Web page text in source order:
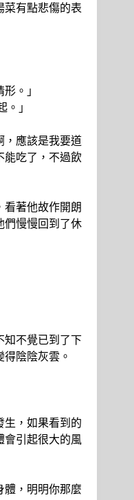
菜有點悲傷的表
。」
」
，應該是我要道
能吃了，不過飲
看著他故作開朗
們慢慢回到了休
知不覺已到了下
陰陰灰雲。
生，如果看到的
會引起很大的風
體，明明你那麼